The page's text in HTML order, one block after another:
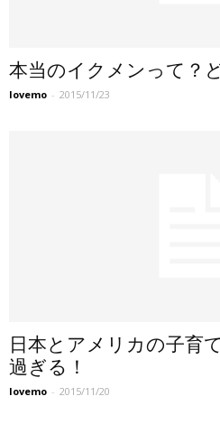
本当のイクメンって？
lovemo - 2015/11/23
日本とアメリカの子育
過ぎる！
lovemo - 2015/11/20